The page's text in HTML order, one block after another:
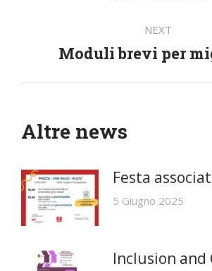
NEXT
Next
Moduli brevi per
Altre news
Festa
5 Giugno 2025
Inclusion and